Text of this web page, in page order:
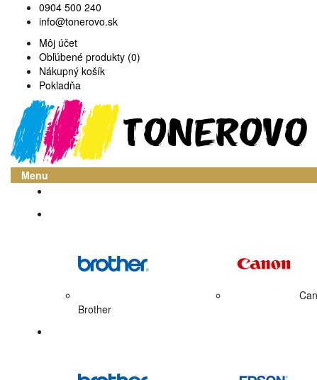
0904 500 240
info@tonerovo.sk
Môj účet
Obľúbené produkty (0)
Nákupný košík
Pokladňa
Menu
Brother